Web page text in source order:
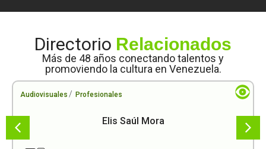
Directorio Relacionados
Más de 48 años conectando talentos y
promoviendo la cultura en Venezuela.
Audiovisuales / Profesionales
Elis Saúl Mora